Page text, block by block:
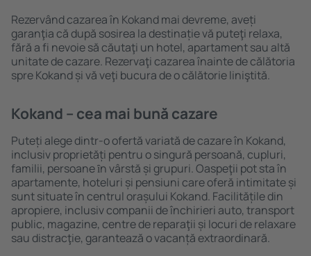
Rezervând cazarea în Kokand mai devreme, aveți
garanţia că după sosirea la destinație vă puteţi relaxa,
fără a fi nevoie să căutaţi un hotel, apartament sau altă
unitate de cazare. Rezervaţi cazarea înainte de călătoria
spre Kokand și vă veţi bucura de o călătorie liniştită.
Kokand – cea mai bună cazare
Puteți alege dintr-o ofertă variată de cazare în Kokand,
inclusiv proprietăți pentru o singură persoană, cupluri,
familii, persoane ȋn vârstă și grupuri. Oaspeţii pot sta în
apartamente, hoteluri și pensiuni care oferă intimitate și
sunt situate în centrul orașului Kokand. Facilitățile din
apropiere, inclusiv companii de închirieri auto, transport
public, magazine, centre de reparaţii și locuri de relaxare
sau distracţie, garantează o vacanță extraordinară.